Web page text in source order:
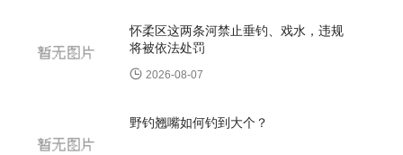
怀柔区这两条河禁止垂钓、戏水，违规
将被依法处罚
2026-08-07
野钓翘嘴如何钓到大个？